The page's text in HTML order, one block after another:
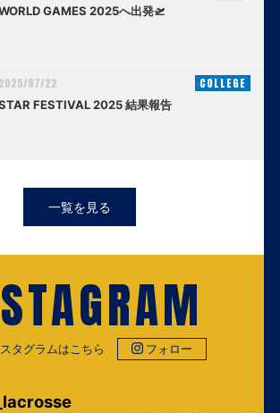
GAMES 2025へ出発🛫
2025/07/22 COLLEGE
FESTIVAL 2025 結果報告
一覧を見る
タグラムはこちら フォロー